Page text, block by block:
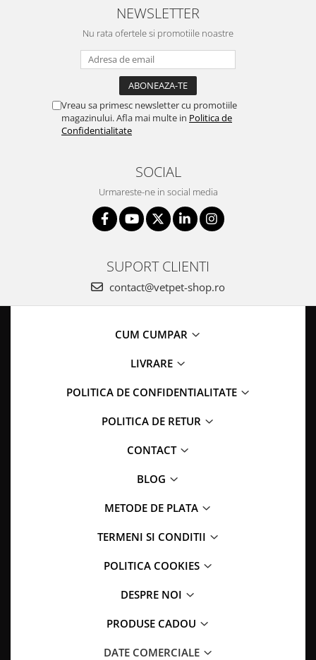
NEWSLETTER
Nu rata ofertele si promotiile noastre
Vreau sa primesc newsletter cu promotiile
magazinului. Afla mai multe in Politica de
Confidentialitate
SOCIAL
Urmareste-ne in social media
SUPORT CLIENTI
contact@vetpet-shop.ro
CUM CUMPAR
LIVRARE
POLITICA DE CONFIDENTIALITATE
POLITICA DE RETUR
CONTACT
BLOG
METODE DE PLATA
TERMENI SI CONDITII
POLITICA COOKIES
DESPRE NOI
PRODUSE CADOU
DATE COMERCIALE